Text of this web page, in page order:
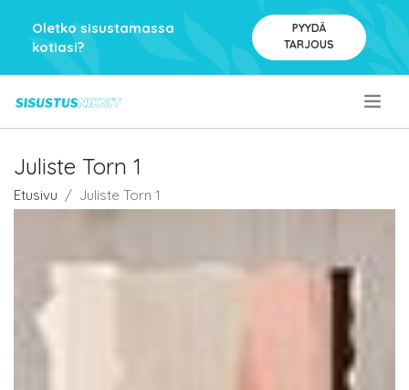
Oletko sisustamassa
kotiasi?
PYYDÄ
TARJOUS
Juliste Torn 1
Etusivu Juliste Torn 1